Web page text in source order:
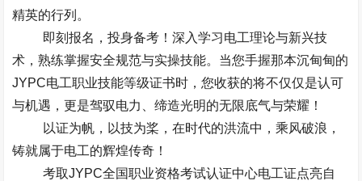
精英的行列。
即刻报名，投身备考！深入学习电工理论与新兴技
术，熟练掌握安全规范与实操技能。 当您手握那本沉甸甸的
JYPC电工职业技能等级证书时，您收获的将不仅仅是认可
与机遇，更是驾驭电力、缔造光明的无限底气与荣耀！
以证为帆，以技为桨，在时代的洪流中，乘风破浪，
铸就属于电工的辉煌传奇！
考取JYPC全国职业资格考试认证中心电工证点亮自